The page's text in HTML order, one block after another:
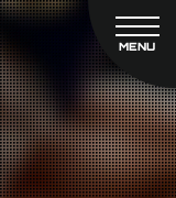
MENU
CLOSE
ついて